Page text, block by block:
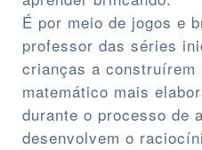
É por meio de jogos e
professor das séries
crianças a construírem
matemático mais
durante o processo de
desenvolvem o